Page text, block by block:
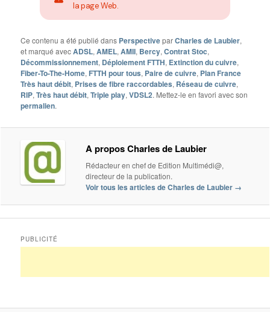
la page Web.
Ce contenu a été publié dans PerspectiveparCharles de Laubier,
et marqué avecADSL,AMEL,AMII, Bercy,Contrat Stoc,
Décommissionnement, Déploiement FTTH, Extinction du cuivre,
Fiber-To-The-Home, FTTH pour tous, Paire de cuivre, Plan France
Très haut débit, Prises de fibre raccordables, Réseau de cuivre,
RIP,Très haut débit,Triple play,VDSL2. Mettez-le en favori avec son
permalien.
A propos Charles de Laubier
Rédacteur en chef de Edition Multimédi@,
directeur de la publication.
Voir tous les articles de Charles de Laubier →
PUBLICITÉ